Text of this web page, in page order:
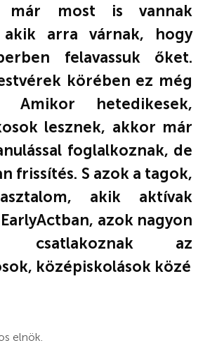
már most is vannak
akik arra várnak, hogy
felavassuk őket.
körében ez még
Amikor hetedikesek,
lesznek, akkor már
foglalkoznak, de
frissítés. S azok a tagok,
akik aktívak
azok nagyon
csatlakoznak az
középiskolások közé
elnök.